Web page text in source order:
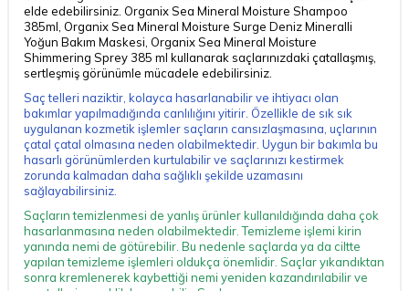
elde edebilirsiniz. Organix Sea Mineral Moisture Shampoo
385ml, Organix Sea Mineral Moisture Surge Deniz Mineralli
Yoğun Bakım Maskesi, Organix Sea Mineral Moisture
Shimmering Sprey 385 ml kullanarak saçlarınızdaki çatallaşmış,
sertleşmiş görünümle mücadele edebilirsiniz.
Saç telleri naziktir, kolayca hasarlanabilir ve ihtiyacı olan
bakımlar yapılmadığında canlılığını yitirir. Özellikle de sık sık
uygulanan kozmetik işlemler saçların cansızlaşmasına, uçlarının
çatal çatal olmasına neden olabilmektedir. Uygun bir bakımla bu
hasarlı görünümlerden kurtulabilir ve saçlarınızı kestirmek
zorunda kalmadan daha sağlıklı şekilde uzamasını
sağlayabilirsiniz.
Saçların temizlenmesi de yanlış ürünler kullanıldığında daha çok
hasarlanmasına neden olabilmektedir. Temizleme işlemi kirin
yanında nemi de götürebilir. Bu nedenle saçlarda ya da ciltte
yapılan temizleme işlemleri oldukça önemlidir. Saçlar yıkandıktan
sonra kremlenerek kaybettiği nemi yeniden kazandırılabilir ve